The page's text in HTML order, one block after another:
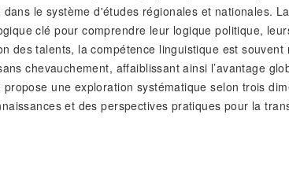
le système d'études régionales et nationales.
clé pour comprendre leur logique politique,
talents, la compétence linguistique est
chevauchement, affaiblissant ainsi l’avantage
une exploration systématique selon trois
et des perspectives pratiques pour la